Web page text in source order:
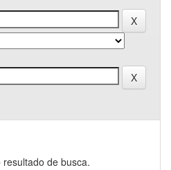
de busca.